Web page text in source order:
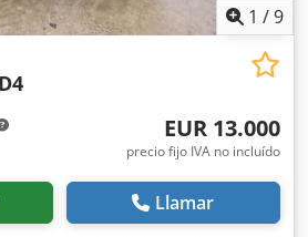
1 /9
EUR 13.000
precio fijo IVA no incluído
Llamar